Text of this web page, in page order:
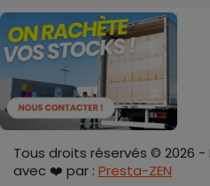
Tous droits réservés © 2026
avec ❤️ par : Presta-ZEN